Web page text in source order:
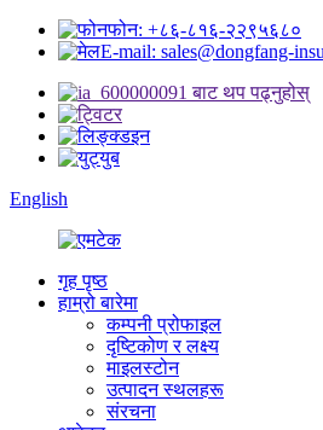
फोन: +८६-८१६-२२९५६८०
E-mail: sales@dongfang-
English
गृह पृष्ठ
हाम्रो बारेमा
कम्पनी प्रोफाइल
दृष्टिकोण र लक्ष्य
माइलस्टोन
उत्पादन स्थलहरू
संरचना